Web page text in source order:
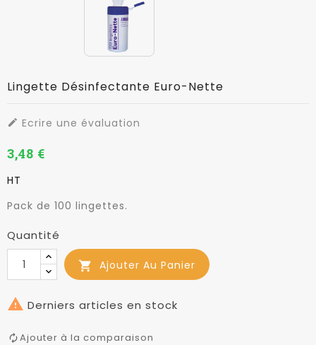
Lingette Désinfectante Euro-Nette
 Ecrire une évaluation
3,48 €
HT
Pack de 100 lingettes.
Quantité
 Ajouter Au Panier
 Derniers articles en stock
Ajouter à la comparaison